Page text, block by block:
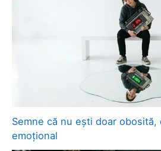
Semne că nu ești doar obosită,
emoțional